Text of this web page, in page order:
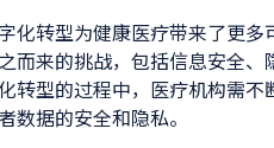
化转型为健康医疗带来了更多
而来的挑战，包括信息安全、
转型的过程中，医疗机构需不
数据的安全和隐私。